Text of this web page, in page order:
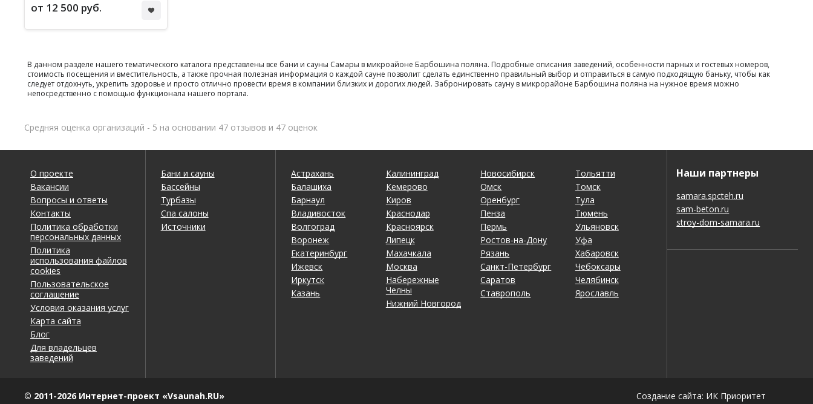
от 12 500 руб.
В данном разделе нашего тематического каталога представлены все бани и сауны Самары в микроайоне Барбошина поляна. Подробные описания заведений, особенности парных и гостевых номеров,
стоимость посещения и вместительность, а также прочная полезная информация о каждой сауне позволит сделать единственно правильный выбор и отправиться в самую подходящую баньку, чтобы как
следует отдохнуть, укрепить здоровье и просто отлично провести время в компании близких и дорогих людей. Забронировать сауну в микрорайоне Барбошина поляна на нужное время можно
непосредственно с помощью функционала нашего портала.
Средняя оценка организаций - 5 на основании 47 отзывов и 47 оценок
О проекте
Вакансии
Вопросы и ответы
Контакты
Политика обработки
персональных данных
Политика
использования файлов
cookies
Пользовательское
соглашение
Условия оказания услуг
Карта сайта
Блог
Для владельцев
заведений
Бани и сауны
Бассейны
Турбазы
Спа салоны
Источники
Астрахань
Балашиха
Барнаул
Владивосток
Волгоград
Воронеж
Екатеринбург
Ижевск
Иркутск
Казань
Калининград
Кемерово
Киров
Краснодар
Красноярск
Липецк
Махачкала
Москва
Набережные
Челны
Нижний Новгород
Новосибирск
Омск
Оренбург
Пенза
Пермь
Ростов-на-Дону
Рязань
Санкт-Петербург
Саратов
Ставрополь
Тольятти
Томск
Тула
Тюмень
Ульяновск
Уфа
Хабаровск
Чебоксары
Челябинск
Ярославль
Наши партнеры
samara.spcteh.ru
sam-beton.ru
stroy-dom-samara.ru
© 2011-2026 Интернет-проект «Vsaunah.RU»
Создание сайта: ИК Приоритет